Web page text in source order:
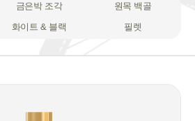
금은박 조각
원목 백골
화이트 & 블랙 필렛